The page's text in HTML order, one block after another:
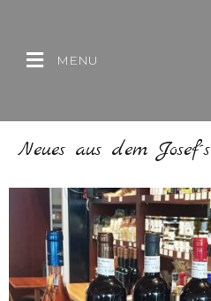
MENU
Neues aus dem Josef´s